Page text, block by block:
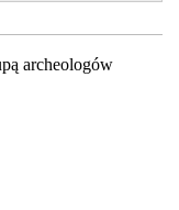
archeologów